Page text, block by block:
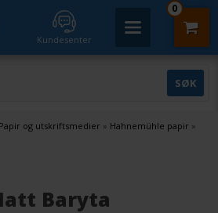
Kundesenter
0
Papir og utskriftsmedier » Hahnemühle papir »
Baryta